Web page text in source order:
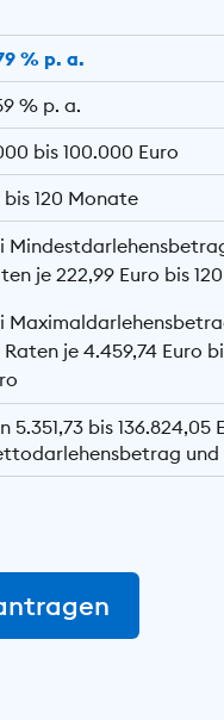
% p. a.
% p. a.
bis 100.000 Euro
bis 120 Monate
je 222,99 Euro bis
je 4.459,74 Euro
5.351,73 bis 136.824,05
und